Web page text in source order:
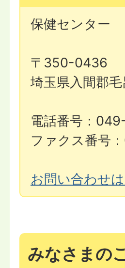
保健センター
〒350-0436
埼玉県入間郡
電話番号：
ファクス番号
お問い合わせ
みなさまの